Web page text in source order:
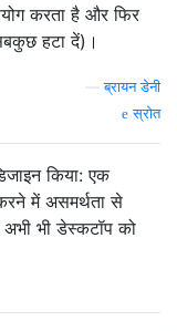
करता है और फिर
हटा दें)।
—ब्रायन डेनी
स्रोत
किया: एक
में असमर्थता से
भी डेस्कटॉप को